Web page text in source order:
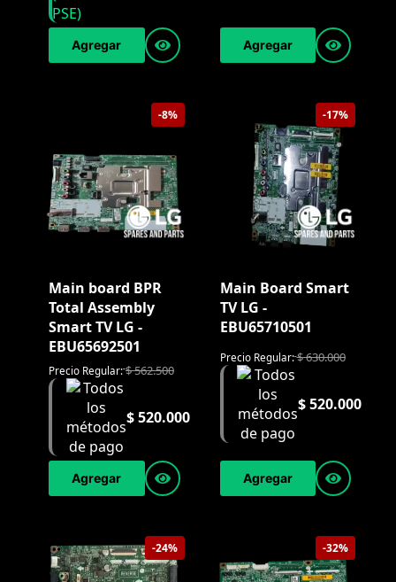
Agregar Agregar
-8%
Main board BPR
Total Assembly
Smart TV LG -
EBU65692501
Precio Regular:$562.500
$520.000
Agregar
-17%
Main Board Smart
TV LG -
EBU65710501
Precio Regular:$630.000
$520.000
Agregar
-24% -32%